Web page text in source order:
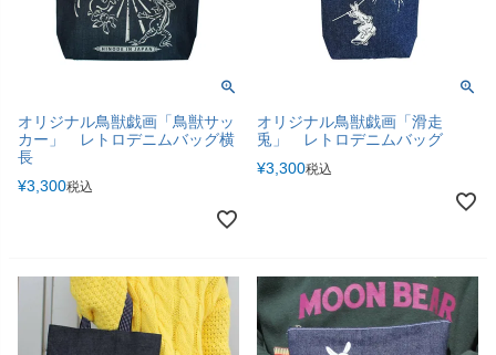
オリジナル鳥獣戯画「鳥獣サッ
カー」 レトロデニムバッグ横
長
¥3,300税込
オリジナル鳥獣戯画「滑走
兎」 レトロデニムバッグ
¥3,300税込